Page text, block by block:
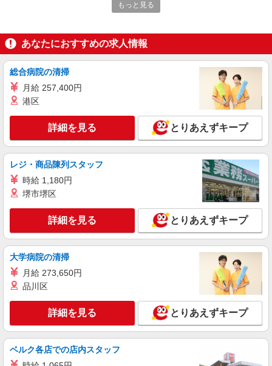
【softbank】の携帯販売スタッフ
時給1400円〜 ※残業代支給 ★交通費別途支給
頂くと, インセンティブ支給(規定有) ★月2回払
い・週払い可能（規程有）★ ゜・。○。・゜
+゜・。○。・゜+゜
愛知県名古屋市西区のsoftbankショップ
詳細を見る
派遣社員
株式会社シエロ
【ソフトバンク】の店舗スタッフ
時給1400円〜 ※残業代支給 ★交通費別途支給
+゜ 入社祝い金10万円支給(規定有) お友達を紹介
頂くと, インセンティブ支給(規定有) ★月2回払
い・週払い可能（規程有）★ ゜・。○。・゜
+゜・。○。・゜+゜
愛知県名古屋市西区のsoftbankショップ
キープ 詳細を見る
派遣社員
株式会社シエロ
時給1600円〜 ※別途インセンティブ、職能評
価制度あり ※残業代支給 ★交通費別途支給（規定
あり） ゜+゜・。○。・゜+゜・。○。・゜+゜ 入
社祝い金10万円支給(規定有) お友達を紹介頂くと,
インセンティブ支給(規定有) ★月2回払い・週払い
可能（規程有）★ ゜・。○。・゜+゜・。○。・゜
愛知県名古屋市西区の家電量販店
もっと見る
あなたにおすすめの求人情報
総合病院の清掃
月給 257,400円
港区
詳細を見る とりあえずキープ
レジ・商品陳列スタッフ
時給 1,180円
堺市堺区
詳細を見る とりあえずキープ
大学病院の清掃
月給 273,650円
品川区
詳細を見る とりあえずキープ
ベルク各店での店内スタッフ